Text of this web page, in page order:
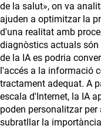
de la salut», on va
ajuden a optimitzar la
d'una realitat amb
diagnòstics actuals són
de la IA es podria
l'accés a la informació
tractament adequat. A
escala d'Internet, la IA
poden personalitzar
subratllar la